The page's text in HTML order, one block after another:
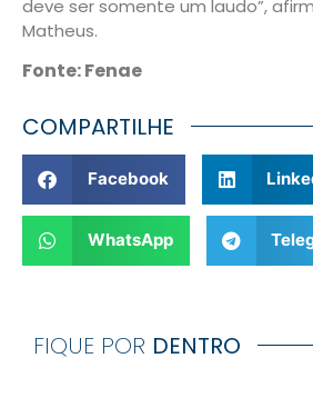
deve ser somente um laudo”,
Matheus.
Fonte: Fenae
COMPARTILHE
Facebook
WhatsApp
FIQUE POR DENTRO